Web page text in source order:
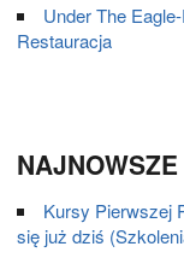
Under The
Restauracja
Kursy Pierwszej
się już dziś